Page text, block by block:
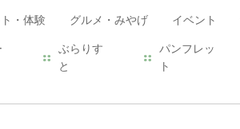
・体験 グルメ・みやげ イベント
ぶらりす
と
パンフレッ
ト